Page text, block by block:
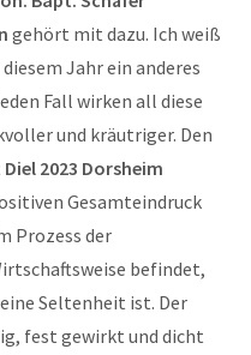
gehört mit dazu. Ich weiß
Jahr ein anderes
Fall wirken all diese
und kräutriger. Den
2023 Dorsheim
Gesamteindruck
Prozess der
befindet,
Seltenheit ist. Der
fest gewirkt und dicht